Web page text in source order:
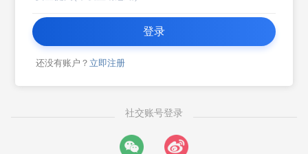
登录
还没有账户？ 立即注册
社交账号登录